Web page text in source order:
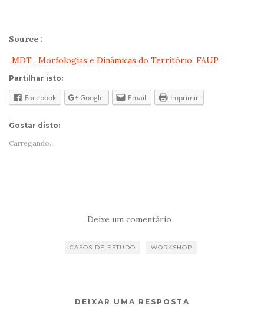
Source :
MDT . Morfologias e Dinâmicas do Território, FAUP
Partilhar isto:
Facebook Google Email Imprimir
Gostar disto:
Carregando...
Deixe um comentário
CASOS DE ESTUDO WORKSHOP
DEIXAR UMA RESPOSTA